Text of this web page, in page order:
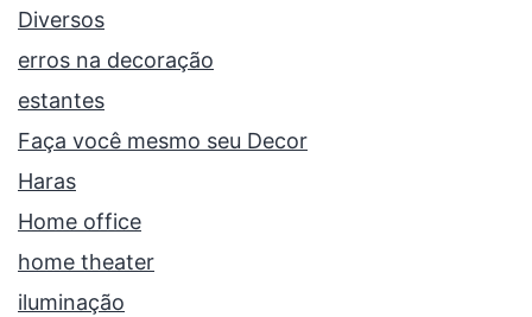
Diversos
erros na decoração
estantes
Faça você mesmo seu Decor
Haras
Home office
home theater
iluminação